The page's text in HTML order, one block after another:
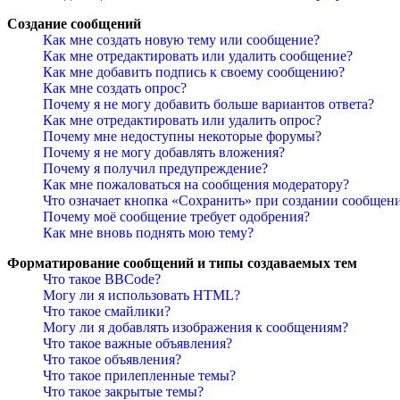
Создание сообщений
Как мне создать новую тему или сообщение?
Как мне отредактировать или удалить сообщение?
Как мне добавить подпись к своему сообщению?
Как мне создать опрос?
Почему я не могу добавить больше вариантов ответа?
Как мне отредактировать или удалить опрос?
Почему мне недоступны некоторые форумы?
Почему я не могу добавлять вложения?
Почему я получил предупреждение?
Как мне пожаловаться на сообщения модератору?
Что означает кнопка «Сохранить» при создании
Почему моё сообщение требует одобрения?
Как мне вновь поднять мою тему?
Форматирование сообщений и типы создаваемых тем
Что такое BBCode?
Могу ли я использовать HTML?
Что такое смайлики?
Могу ли я добавлять изображения к сообщениям?
Что такое важные объявления?
Что такое объявления?
Что такое прилепленные темы?
Что такое закрытые темы?